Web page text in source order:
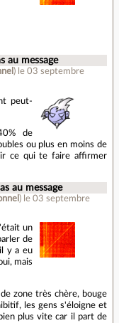
au message
) le 03 septembre
peut-
de
ou plus en moins de
ce qui te faire affirmer
au message
) le 03 septembre
un
de
y a eu
mais
zone très chère, bouge
les gens s'éloigne et
plus vite car il part de